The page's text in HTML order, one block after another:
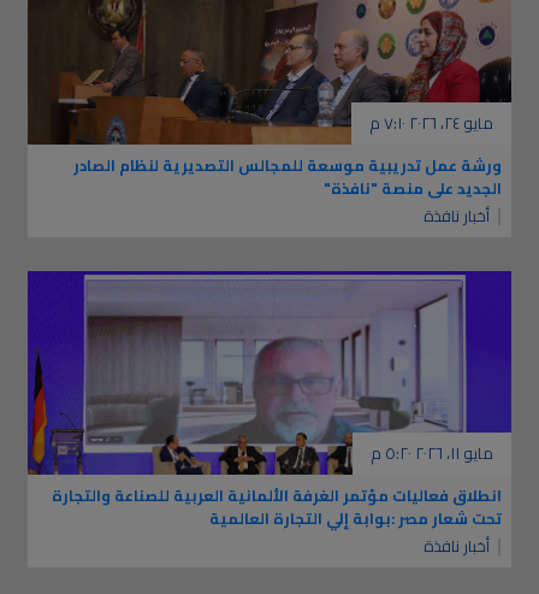
ورشة عمل تدريبية موسعة للمجالس التصديرية لنظام الصادر
الجديد على منصة "نافذة"
مايو ٢٤، ٢٠٢٦ ٧:١٠ م
أخبار نافذة
انطلاق فعاليات مؤتمر الغرفة الألمانية العربية للصناعة والتجارة
تحت شعار مصر :بوابة إلي التجارة العالمية
مايو ١١، ٢٠٢٦ ٥:٢٠ م
أخبار نافذة